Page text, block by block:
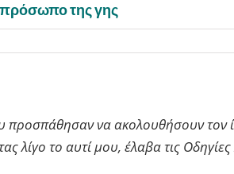
πρόσωπο της γης
να ακολουθήσουν τον
το αυτί μου, έλαβα τις Οδηγίες